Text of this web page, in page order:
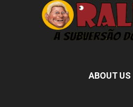
ABOUT US